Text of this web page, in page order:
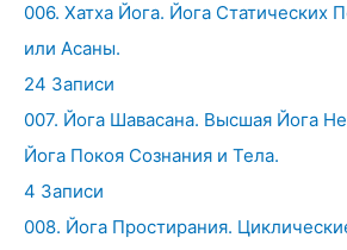
006. Хатха Йога. Йога Статических
или Асаны.
24 Записи
007. Йога Шавасана. Высшая Йога
Йога Покоя Сознания и Тела.
4 Записи
008. Йога Простирания.